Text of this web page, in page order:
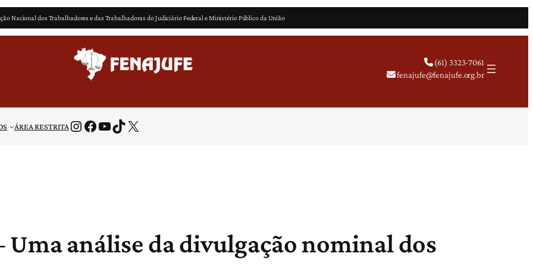
Nacional dos Trabalhadores e das Trabalhadoras do Judiciário Federal e Ministério Público da União
(61) 3323-7061
fenajufe@fenajufe.org.br
ÁREA RESTRITAInstagram Facebook Youtube TikTok X
Uma análise da divulgação nominal dos